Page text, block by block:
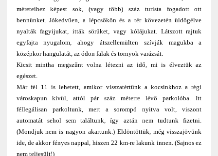
méreteihez képest sok, (vagy több) száz turista fogadott ott
bennünket. Jókedvűen, a lépcsőkön és a tér kövezetén üldögélve
nyalták fagyijukat, itták sörüket, vagy kólájukat. Látszott rajtuk
egyfajta nyugalom, ahogy átszellemülten szívják magukba a
középkor hangulatát, az ódon falak és tornyok varázsát.
Kicsit mintha megszűnt volna létezni az idő, mi is élveztük az
egészet.
Már fél 11 is lehetett, amikor visszatértünk a kocsinkhoz a régi
városkapun kívül, attól pár száz méterre lévő parkolóba. Itt
féllegálisan parkoltunk, mert a sorompó nyitva volt, viszont
automatát sehol sem találtunk, így aztán nem tudtunk fizetni.
(Mondjuk nem is nagyon akartunk.) Eldöntöttük, még visszajövünk
ide, de akkor fényes nappal, hiszen 22 km-re lakunk innen. (Sajnos ez
nem teljesült!)